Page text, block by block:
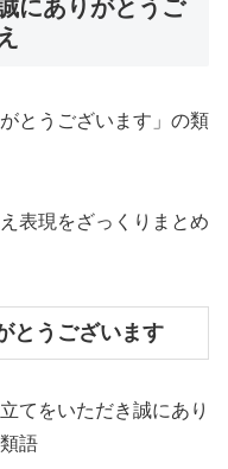
にありがとうご
とうございます」の類
表現をざっくりまとめ
とうございます
てをいただき誠にあり
語